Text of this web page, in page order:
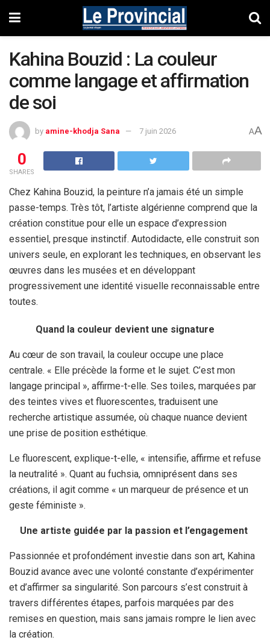
Kahina Bouzid : La couleur
comme langage et affirmation
de soi
by amine-khodja Sana 7 juin 2026 AA
0
SHARES
Chez Kahina Bouzid, la peinture n’a jamais été un simple
passe-temps. Très tôt, l’artiste algérienne comprend que la
création constitue pour elle un espace d’expression
essentiel, presque instinctif. Autodidacte, elle construit son
univers seule, en explorant les techniques, en observant les
œuvres dans les musées et en développant
progressivement une identité visuelle reconnaissable entre
toutes.
Quand la couleur devient une signature
Au cœur de son travail, la couleur occupe une place
centrale. « Elle précède la forme et le sujet. C’est mon
langage principal », affirme-t-elle. Ses toiles, marquées par
des teintes vives et fluorescentes, traduisent une
recherche artistique assumée, où chaque nuance devient
une prise de position esthétique.
Le fluorescent, explique-t-elle, « intensifie, affirme et refuse
la neutralité ». Quant au fuchsia, omniprésent dans ses
créations, il agit comme « un marqueur de présence et un
geste féministe ».
Une artiste guidée par la passion et l’engagement
Passionnée et profondément investie dans son art, Kahina
Bouzid avance avec une volonté constante d’expérimenter
et d’affirmer sa singularité. Son parcours s’est construit à
travers différentes étapes, parfois marquées par des
remises en question, mais sans jamais rompre le lien avec
la création.